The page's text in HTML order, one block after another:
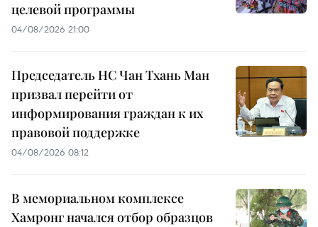
целевой программы
04/08/2026 21:00
Председатель НС Чан Тхань Ман
призвал перейти от
информирования граждан к их
правовой поддержке
04/08/2026 08:12
В мемориальном комплексе
Хамронг начался отбор образцов